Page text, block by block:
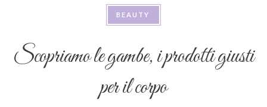
BEAUTY
Scopriamo le gambe, i prodotti giusti
per il corpo